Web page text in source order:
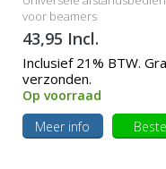
voor beamers
43,95 Incl.
Inclusief 21% BTW.
verzonden.
Op voorraad
Meer info